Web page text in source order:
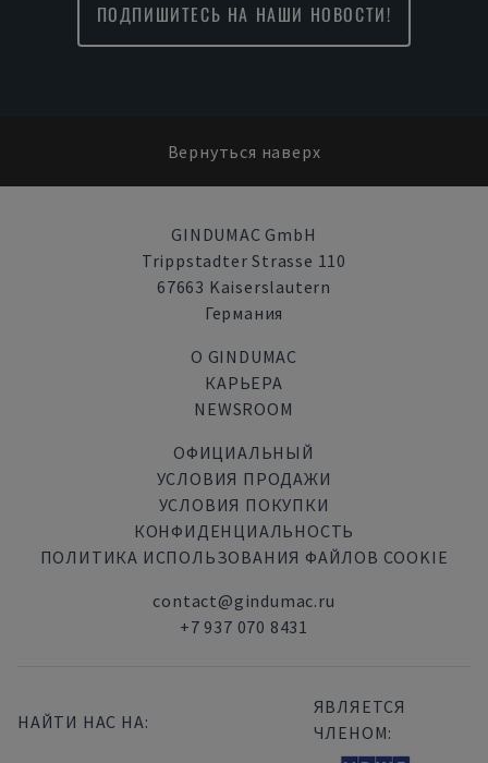
ПОДПИШИТЕСЬ НА НАШИ НОВОСТИ!
Вернуться наверх
GINDUMAC GmbH
Trippstadter Strasse 110
67663 Kaiserslautern
Германия
О GINDUMAC
КАРЬЕРА
NEWSROOM
ОФИЦИАЛЬНЫЙ
УСЛОВИЯ ПРОДАЖИ
УСЛОВИЯ ПОКУПКИ
КОНФИДЕНЦИАЛЬНОСТЬ
ПОЛИТИКА ИСПОЛЬЗОВАНИЯ ФАЙЛОВ COOKIE
contact@gindumac.ru
+7 937 070 8431
НАЙТИ НАС НА:
ЯВЛЯЕТСЯ
ЧЛЕНОМ: